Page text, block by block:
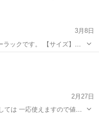
3月8日
。 【サイズ】写
になります！ 【傷などの状
ピールポイント】状態はい
2月27日
ては 一応使えますので値段